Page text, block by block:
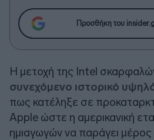
Προσθήκη του
Η μετοχή της Intel
συνεχόμενο ιστορικό
πως κατέληξε σε
Apple ώστε η αμερικανική
ημιαγωγών να παράγει